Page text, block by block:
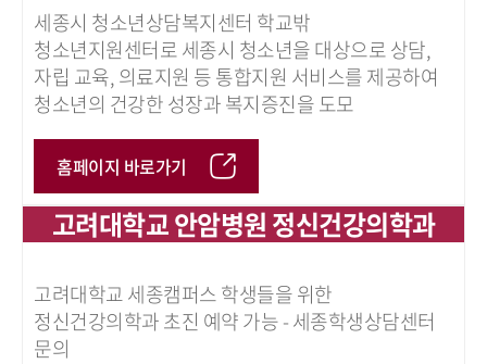
세종시 청소년상담복지센터 학교밖
청소년지원센터로 세종시 청소년을 대상으로 상담,
자립 교육, 의료지원 등 통합지원 서비스를 제공하여
청소년의 건강한 성장과 복지증진을 도모
홈페이지 바로가기
고려대학교 안암병원 정신건강의학과
고려대학교 세종캠퍼스 학생들을 위한
정신건강의학과 초진 예약 가능 - 세종학생상담센터
문의